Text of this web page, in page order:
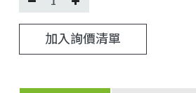
加入詢價清單